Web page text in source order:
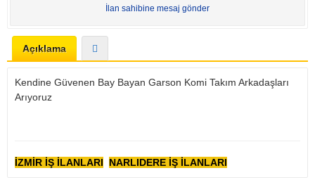
İlan sahibine mesaj gönder
Açıklama
Kendine Güvenen Bay Bayan Garson Komi Takım Arkadaşları
Arıyoruz
İZMİR İŞ İLANLARI NARLIDERE İŞ İLANLARI